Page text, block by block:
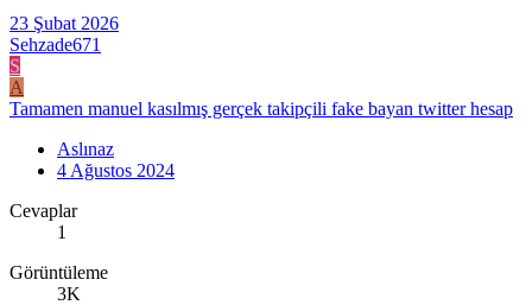
23 Şubat 2026
Sehzade671
S
A
Tamamen manuel kasılmış gerçek takipçili fake bayan twitter hesap
Aslınaz
4 Ağustos 2024
Cevaplar
1
Görüntüleme
3K